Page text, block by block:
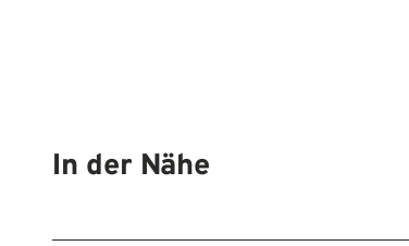
In der Nähe